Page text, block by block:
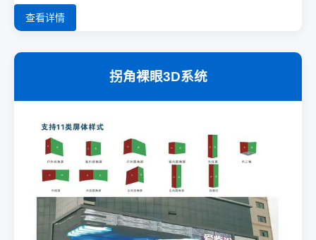
查看详情
拐角裸眼3D系统